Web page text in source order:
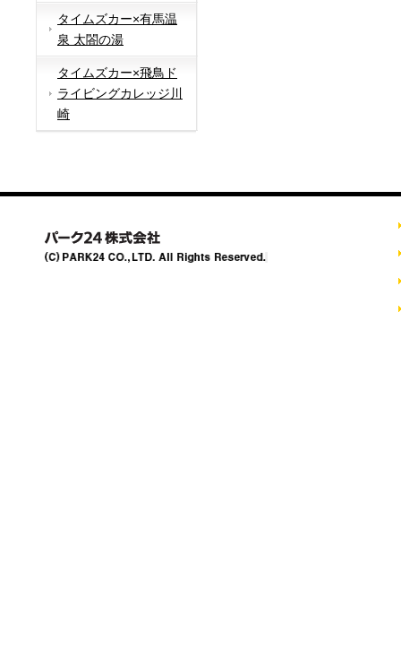
タイムズカー×有馬温
泉 太閤の湯
タイムズカー×飛鳥ド
ライビングカレッジ川
崎